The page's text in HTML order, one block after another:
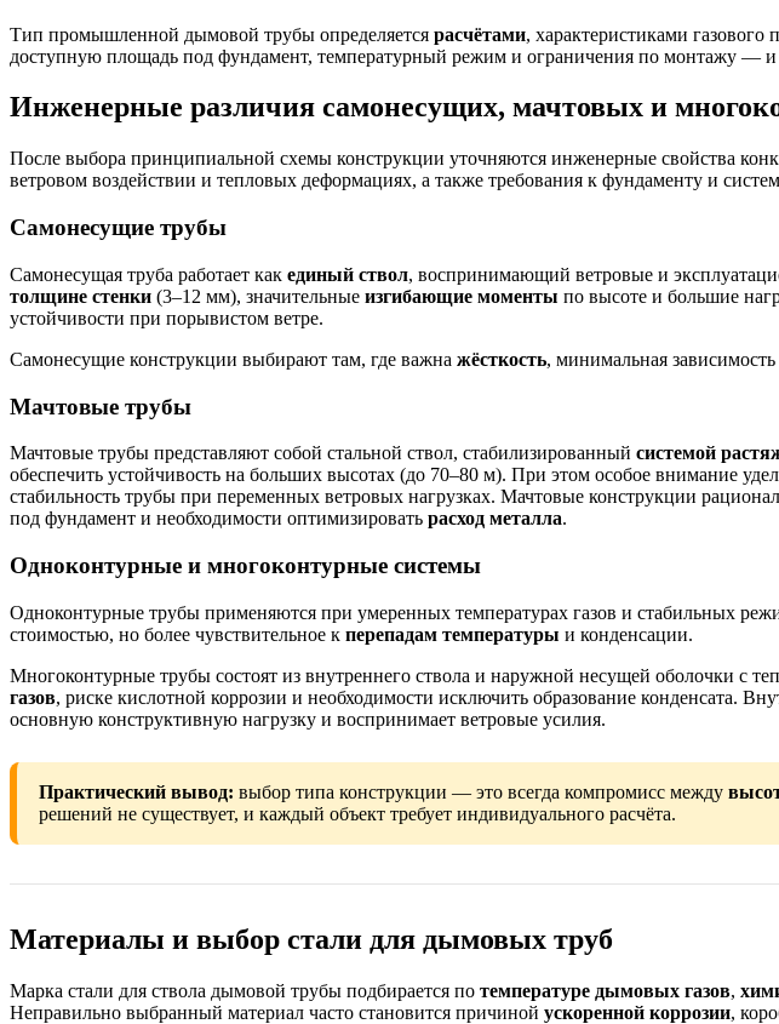
Тип промышленной дымовой трубы определяется расчётами, характеристиками
доступную площадь под фундамент, температурный режим и ограничения по монтажу — и
Инженерные различия самонесущих, мачтовых и
После выбора принципиальной схемы конструкции уточняются инженерные свойства
ветровом воздействии и тепловых деформациях, а также требования к фундаменту и
Самонесущие трубы
Самонесущая труба работает как единый ствол, воспринимающий ветровые и
толщине стенки (3–12 мм), значительные изгибающие моменты по высоте и большие
устойчивости при порывистом ветре.
Самонесущие конструкции выбирают там, где важна жёсткость, минимальная
Мачтовые трубы
Мачтовые трубы представляют собой стальной ствол, стабилизированный системой
обеспечить устойчивость на больших высотах (до 70–80 м). При этом особое внимание
стабильность трубы при переменных ветровых нагрузках. Мачтовые конструкции
под фундамент и необходимости оптимизировать расход металла.
Одноконтурные и многоконтурные системы
Одноконтурные трубы применяются при умеренных температурах газов и стабильных
стоимостью, но более чувствительное к перепадам температуры и конденсации.
Многоконтурные трубы состоят из внутреннего ствола и наружной несущей оболочки с
газов, риске кислотной коррозии и необходимости исключить образование конденсата.
основную конструктивную нагрузку и воспринимает ветровые усилия.
Практический вывод: выбор типа конструкции — это всегда компромисс между
решений не существует, и каждый объект требует индивидуального расчёта.
Материалы и выбор стали для дымовых труб
Марка стали для ствола дымовой трубы подбирается по температуре дымовых газов,
Неправильно выбранный материал часто становится причиной ускоренной коррозии,